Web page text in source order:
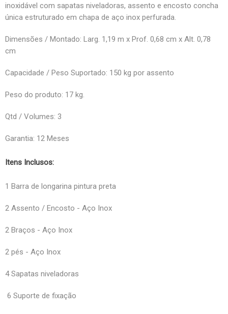
inoxidável com sapatas niveladoras, assento e encosto concha
única estruturado em chapa de aço inox perfurada.
Dimensões / Montado: Larg. 1,19 m x Prof. 0,68 cm x Alt. 0,78
cm
Capacidade / Peso Suportado: 150 kg por assento
Peso do produto: 17 kg.
Qtd / Volumes: 3
Garantia: 12 Meses
Itens Inclusos:
1 Barra de longarina pintura preta
2 Assento / Encosto - Aço Inox
2 Braços - Aço Inox
2 pés - Aço Inox
4 Sapatas niveladoras
6 Suporte de fixação